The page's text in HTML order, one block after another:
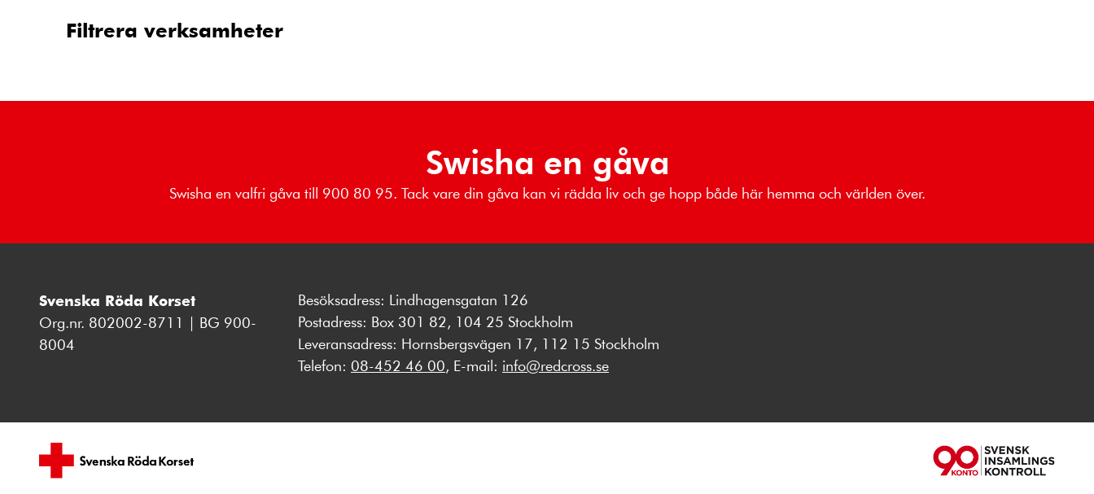
Filtrera verksamheter
Swisha en gåva
Swisha en valfri gåva till 900 80 95. Tack vare din gåva kan vi rädda liv och ge hopp både här hemma och världen över.
Svenska Röda Korset
Org.nr. 802002-8711 | BG 900-
8004
Besöksadress: Lindhagensgatan 126
Postadress: Box 301 82, 104 25 Stockholm
Leveransadress: Hornsbergsvägen 17, 112 15 Stockholm
Telefon: 08-452 46 00, E-mail: info@redcross.se